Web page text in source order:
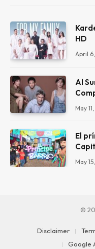
HD
April
Al
May
El
May
©
Disclaimer
Google